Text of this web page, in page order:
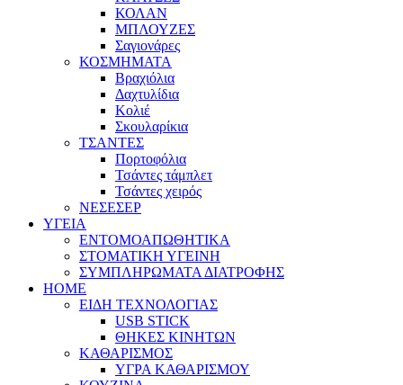
ΚΟΛΑΝ
ΜΠΛΟΥΖΕΣ
Σαγιονάρες
ΚΟΣΜΗΜΑΤΑ
Βραχιόλια
Δαχτυλίδια
Κολιέ
Σκουλαρίκια
ΤΣΑΝΤΕΣ
Πορτοφόλια
Τσάντες τάμπλετ
Τσάντες χειρός
ΝΕΣΕΣΕΡ
ΥΓΕΙΑ
ΕΝΤΟΜΟΑΠΩΘΗΤΙΚΑ
ΣΤΟΜΑΤΙΚΗ ΥΓΕΙΝΗ
ΣΥΜΠΛΗΡΩΜΑΤΑ ΔΙΑΤΡΟΦΗΣ
HOME
ΕΙΔΗ ΤΕΧΝΟΛΟΓΙΑΣ
USB STICK
ΘΗΚΕΣ ΚΙΝΗΤΩΝ
ΚΑΘΑΡΙΣΜΟΣ
ΥΓΡΑ ΚΑΘΑΡΙΣΜΟΥ